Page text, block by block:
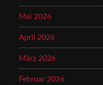
Mai 2026
April 2026
März 2026
Februar 2026